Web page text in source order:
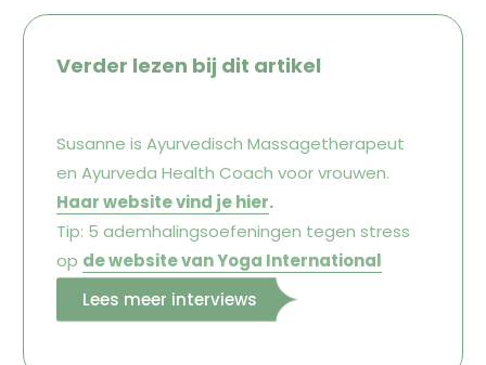
Verder lezen bij dit artikel
Susanne is Ayurvedisch Massagetherapeut
en Ayurveda Health Coach voor vrouwen.
Haar website vind je hier.
Tip: 5 ademhalingsoefeningen tegen stress
op de website van Yoga International
Lees meer interviews